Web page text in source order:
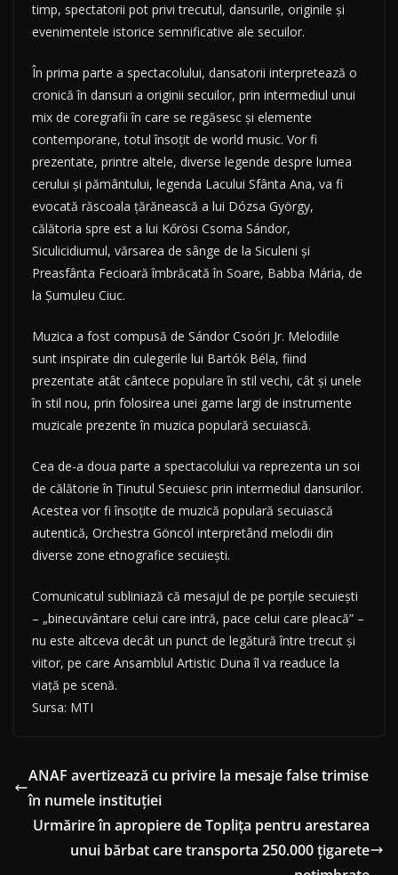
timp, spectatorii pot privi trecutul, dansurile, originile şi
evenimentele istorice semnificative ale secuilor.
În prima parte a spectacolului, dansatorii interpretează o
cronică în dansuri a originii secuilor, prin intermediul unui
mix de coregrafii în care se regăsesc şi elemente
contemporane, totul însoţit de world music. Vor fi
prezentate, printre altele, diverse legende despre lumea
cerului şi pământului, legenda Lacului Sfânta Ana, va fi
evocată răscoala ţărănească a lui Dózsa György,
călătoria spre est a lui Kőrösi Csoma Sándor,
Siculicidiumul, vărsarea de sânge de la Siculeni şi
Preasfânta Fecioară îmbrăcată în Soare, Babba Mária, de
la Şumuleu Ciuc.
Muzica a fost compusă de Sándor Csoóri Jr. Melodiile
sunt inspirate din culegerile lui Bartók Béla, fiind
prezentate atât cântece populare în stil vechi, cât şi unele
în stil nou, prin folosirea unei game largi de instrumente
muzicale prezente în muzica populară secuiască.
Cea de-a doua parte a spectacolului va reprezenta un soi
de călătorie în Ţinutul Secuiesc prin intermediul dansurilor.
Acestea vor fi însoţite de muzică populară secuiască
autentică, Orchestra Göncöl interpretând melodii din
diverse zone etnografice secuieşti.
Comunicatul subliniază că mesajul de pe porţile secuieşti
– „binecuvântare celui care intră, pace celui care pleacă” –
nu este altceva decât un punct de legătură între trecut şi
viitor, pe care Ansamblul Artistic Duna îl va readuce la
viaţă pe scenă.
Sursa: MTI
ANAF avertizează cu privire la mesaje false trimise
în numele instituției
Urmărire în apropiere de Toplița pentru arestarea
unui bărbat care transporta 250.000 ţigarete